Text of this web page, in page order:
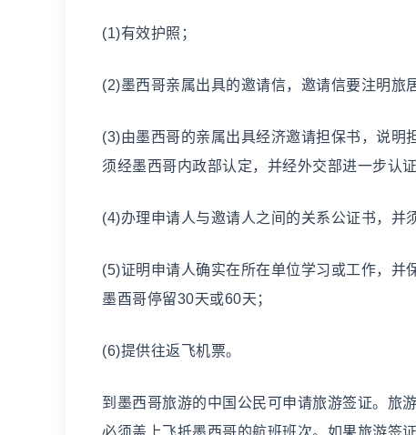
(1)有效护照；
(2)墨西哥亲属出具的邀请信，邀请信要注明旅
(3)由墨西哥的亲属出具经济邀请担保书，说明
须经墨西哥内政部认定，并经外交部进一步认证
(4)办理申请人与邀请人之间的关系公证书，并
(5)证明申请人确实在所在单位学习或工作，并
墨酉哥停留30天或60天；
(6)提供往返飞机票。
到墨西哥旅游的中国公民可申请旅游签证。旅
必须盖上飞抵墨西哥的航班班次。如果旅游签